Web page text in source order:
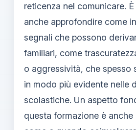
reticenza nel comunicare.
anche approfondire come
segnali che possono
familiari, come
o aggressività, che spesso
in modo più evidente nelle
scolastiche. Un aspetto
questa formazione è anche